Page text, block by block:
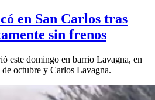
en San Carlos tras
sin frenos
este domingo en barrio Lavagna, en
octubre y Carlos Lavagna.